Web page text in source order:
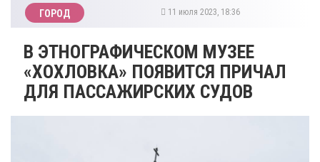
ГОРОД 11 июля 2023, 18:36
​В ЭТНОГРАФИЧЕСКОМ МУЗЕЕ
«ХОХЛОВКА» ПОЯВИТСЯ ПРИЧАЛ
ДЛЯ ПАССАЖИРСКИХ СУДОВ